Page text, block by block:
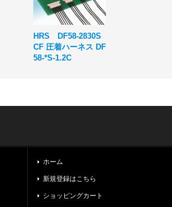
HRS DF58-2830S
CF 圧着ハーネス DF
58-*S-1.2C
ホーム
新規登録はこちら
ショッピングカート